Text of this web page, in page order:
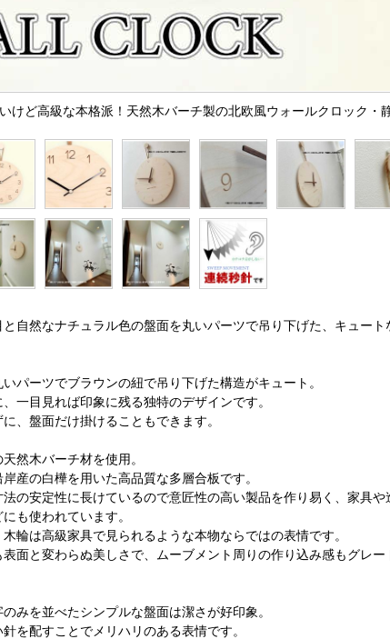
けど高級な本格派！天然木バーチ製の北欧風ウォールクロック・
自然なナチュラル色の盤面を丸いパーツで吊り下げた、キュート
パーツでブラウンの紐で吊り下げた構造がキュート。
一目見れば印象に残る独特のデザインです。
、盤面だけ掛けることもできます。
然木バーチ材を使用。
産の白樺を用いた高品質な多層合板です。
の安定性に長けているので意匠性の高い製品を作り易く、家具や
も使われています。
輪は高級家具で見られるような本物ならではの表情です。
面と変わらぬ美しさで、ムーブメント周りの作り込み感もグレ
みを並べたシンプルな盤面は潔さが好印象。
を配すことでメリハリのある表情です。